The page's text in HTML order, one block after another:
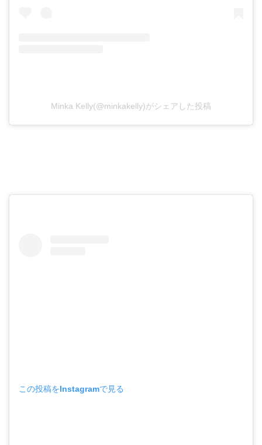
Minka Kelly(@minkakelly)がシェアした投稿
この投稿をInstagramで見る